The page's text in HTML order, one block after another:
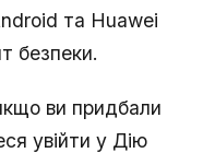
та Huawei
безпеки.
ви придбали
увійти у Дію